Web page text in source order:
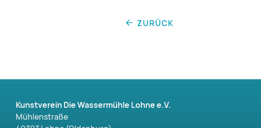
ZURÜCK
Kunstverein Die Wassermühle Lohne e.V.
Mühlenstraße